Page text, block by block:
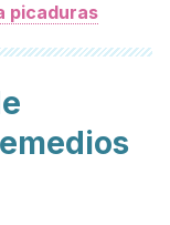
picaduras